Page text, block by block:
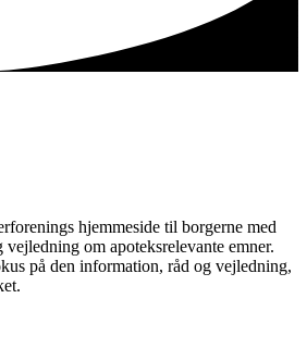
hjemmeside til borgerne med
om apoteksrelevante emner.
på den information, råd og vejledning,